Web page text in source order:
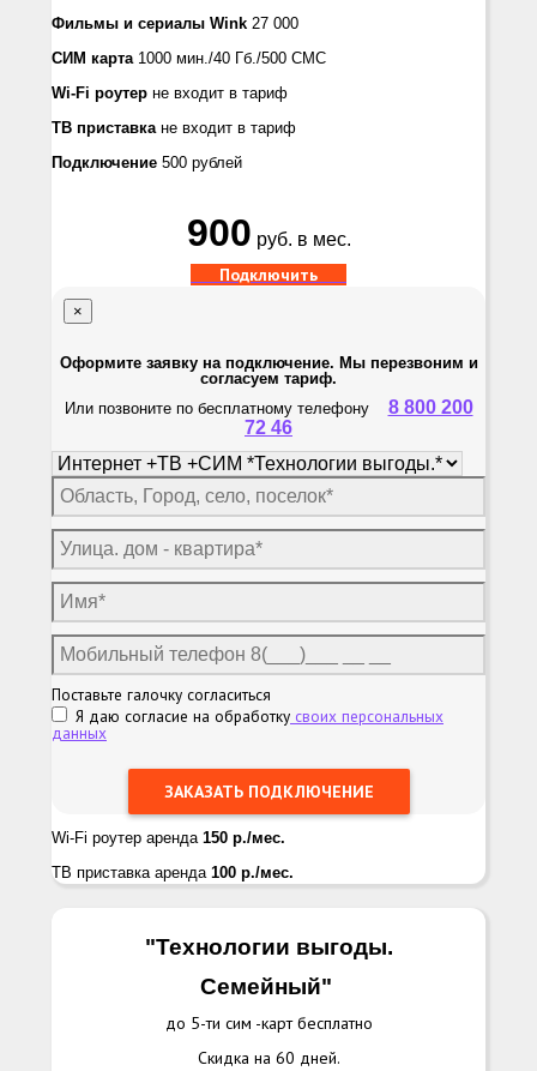
Фильмы и сериалы Wink 27 000
СИМ карта 1000 мин./40 Гб./500 СМС
Wi-Fi роутер не входит в тариф
ТВ приставкане входит в тариф
Подключение 500 рублей
900 руб. в мес.
Подключить
×
Оформите заявку на подключение. Мы перезвоним и
согласуем тариф.
Или позвоните по бесплатному телефону 8 800 200
72 46
Поставьте галочку согласиться
Я даю согласие на обработку своих персональных
данных
Wi-Fi роутер аренда 150 р./мес.
ТВ приставка аренда 100 р./мес.
"Технологии выгоды.
Семейный"
до 5-ти сим -карт бесплатно
Скидка на 60 дней.